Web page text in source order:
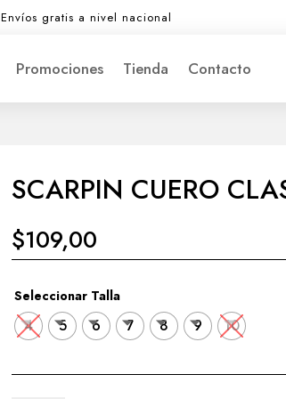
Envíos gratis a nivel nacional
Promociones Tienda Contacto
SCARPIN CUERO
$109,00
Seleccionar Talla
4 5 6 7 8 9 10